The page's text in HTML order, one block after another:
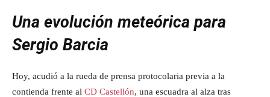
Una evolución meteórica para
Sergio Barcia
Hoy, acudió a la rueda de prensa protocolaria previa a la
contienda frente al CD Castellón, una escuadra al alza tras